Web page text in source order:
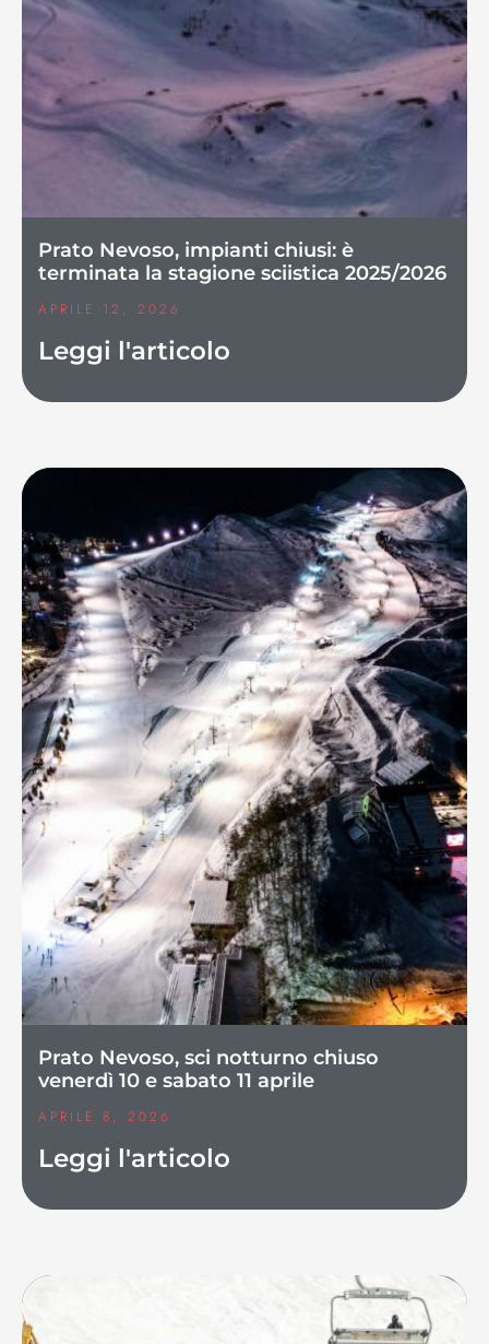
Prato Nevoso, impianti chiusi: è
terminata la stagione sciistica 2025/2026
APRILE 12, 2026
Leggi l'articolo
Prato Nevoso, sci notturno chiuso
venerdì 10 e sabato 11 aprile
APRILE 8, 2026
Leggi l'articolo